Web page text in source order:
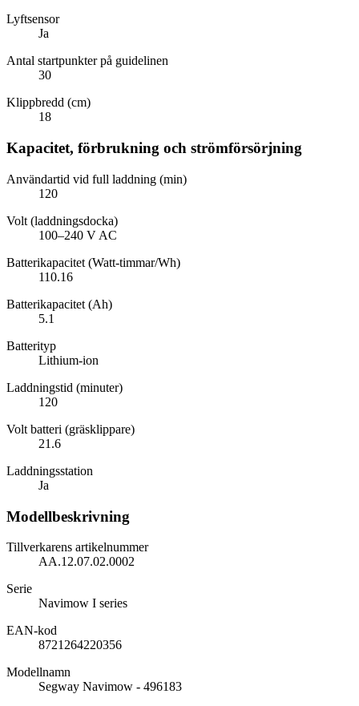
Lyftsensor
Ja
Antal startpunkter på guidelinen
30
Klippbredd (cm)
18
Kapacitet, förbrukning och strömförsörjning
Användartid vid full laddning (min)
120
Volt (laddningsdocka)
100–240 V AC
Batterikapacitet (Watt-timmar/Wh)
110.16
Batterikapacitet (Ah)
5.1
Batterityp
Lithium-ion
Laddningstid (minuter)
120
Volt batteri (gräsklippare)
21.6
Laddningsstation
Ja
Modellbeskrivning
Tillverkarens artikelnummer
AA.12.07.02.0002
Serie
Navimow I series
EAN-kod
8721264220356
Modellnamn
Segway Navimow - 496183